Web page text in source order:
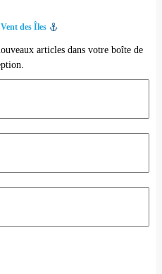
des Îles
articles dans votre boîte de